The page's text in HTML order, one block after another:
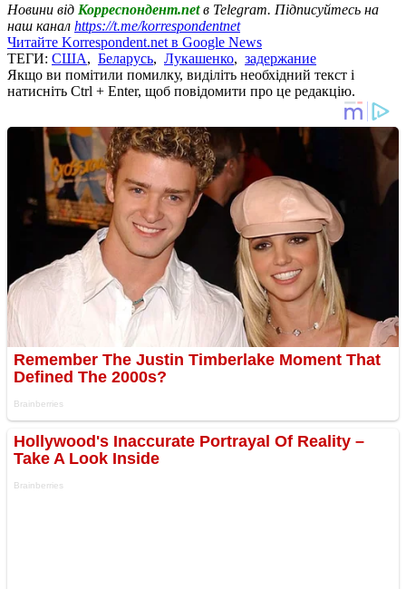
Новини від Корреспондент.netв Telegram. Підписуйтесь на
наш канал https://t.me/korrespondentnet
Читайте Korrespondent.net в Google News
ТЕГИ: США, Беларусь, Лукашенко, задержание
Якщо ви помітили помилку, виділіть необхідний текст і
натисніть Ctrl + Enter, щоб повідомити про це редакцію.